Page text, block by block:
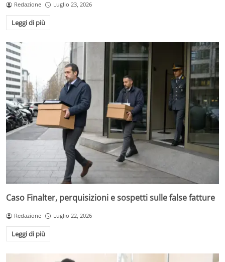
Redazione Luglio 23, 2026
Leggi di più
Caso Finalter, perquisizioni e sospetti sulle false fatture
Redazione Luglio 22, 2026
Leggi di più